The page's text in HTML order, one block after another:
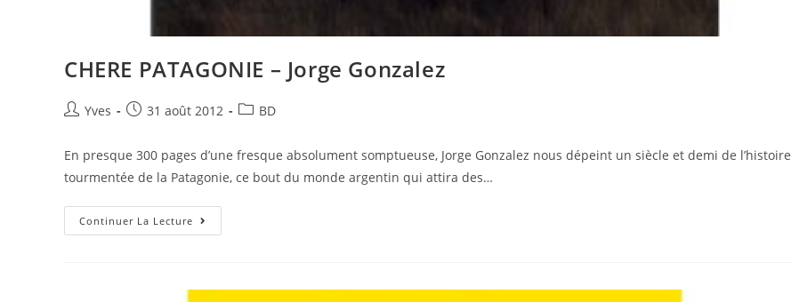
CHERE PATAGONIE – Jorge Gonzalez
Yves 31 août 2012 BD
En presque 300 pages d’une fresque absolument somptueuse, Jorge Gonzalez nous dépeint un siècle et demi de l’histoire
tourmentée de la Patagonie, ce bout du monde argentin qui attira des…
Continuer La Lecture